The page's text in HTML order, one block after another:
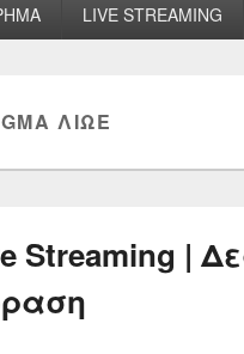
LIVE STREAMING
ΛΙΩΕ
Streaming |